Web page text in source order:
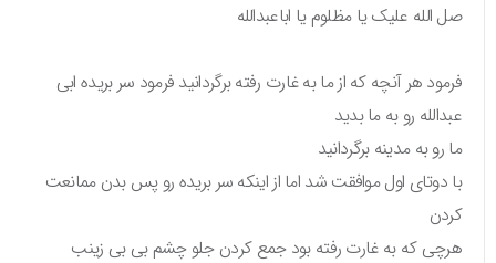
صل الله علیک یا مظلوم یا اباعبدالله
فرمود هر آنچه که از ما به غارت رفته برگردانید فرمود سر بریده ابی
عبدالله رو به ما بدید
ما رو به مدینه برگردانید
با دوتای اول موافقت شد اما از اینکه سر بریده رو پس بدن ممانعت
کردن
هرچی که به غارت رفته بود جمع کردن جلو چشم بی بی زینب